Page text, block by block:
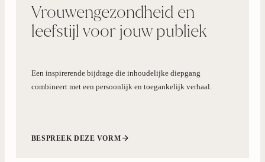
Vrouwengezondheid en
leefstijl voor jouw publiek
Een inspirerende bijdrage die inhoudelijke diepgang
combineert met een persoonlijk en toegankelijk verhaal.
BESPREEK DEZE VORM